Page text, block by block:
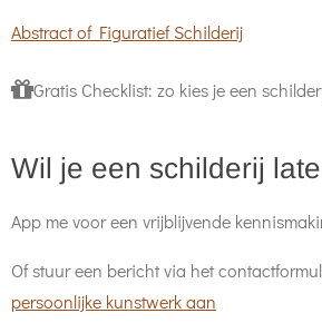
Abstract of Figuratief Schilderij
Gratis Checklist: zo kies je een
Wil je een schilderij
App me voor een vrijblijvende
Of stuur een bericht via het
persoonlijke kunstwerk aan